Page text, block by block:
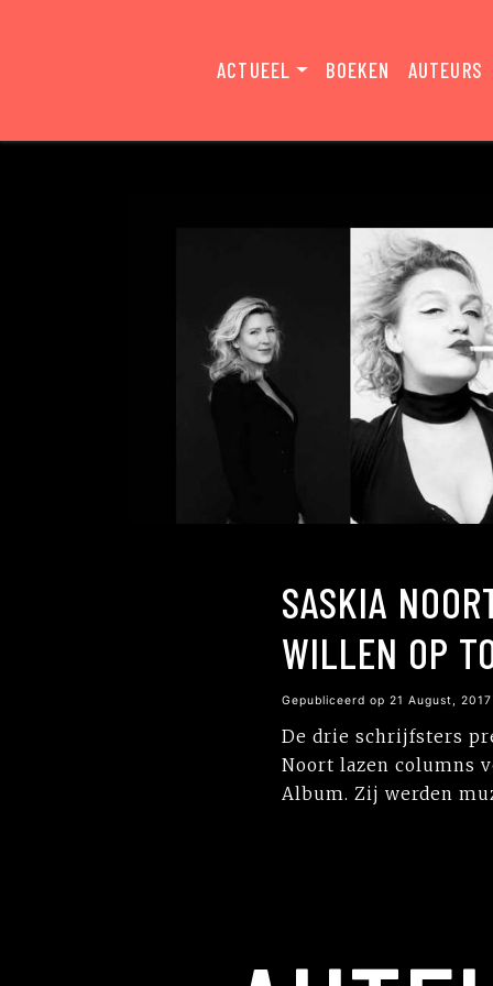
ACTUEEL BOEKEN AUTEURS
SASKIA
WILLEN OP
Gepubliceerd op 21 August,
De drie schrijfsters
Noort lazen columns
Album. Zij werden